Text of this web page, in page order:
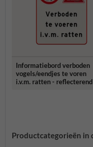
Informatiebord verboden
vogels/eendjes te voren
i.v.m. ratten - reflecterend
Productcategorieën in